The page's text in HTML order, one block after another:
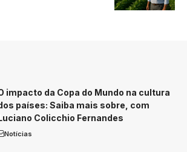
impacto da Copa do Mundo na cultura
países: Saiba mais sobre, com
Luciano Colicchio Fernandes
Notícias